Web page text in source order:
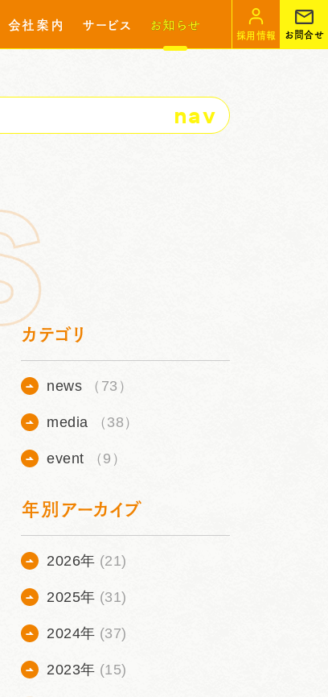
会社案内 サービス お知らせ
採用情報 お問合せ
nav
カテゴリ
news （73）
media （38）
event （9）
年別アーカイブ
2026年 (21)
2025年 (31)
2024年 (37)
2023年 (15)